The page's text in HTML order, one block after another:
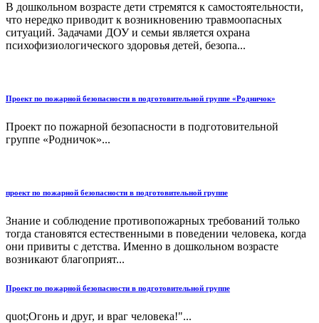
В дошкольном возрасте дети стремятся к самостоятельности,
что нередко приводит к возникновению травмоопасных
ситуаций. Задачами ДОУ и семьи является охрана
психофизиологического здоровья детей, безопа...
Проект по пожарной безопасности в подготовительной группе «Родничок»
Проект по пожарной безопасности в подготовительной
группе «Родничок»...
проект по пожарной безопасности в подготовительной группе
Знание и соблюдение противопожарных требований только
тогда становятся естественными в поведении человека, когда
они привиты с детства. Именно в дошкольном возрасте
возникают благоприят...
Проект по пожарной безопасности в подготовительной группе
quot;Огонь и друг, и враг человека!"...